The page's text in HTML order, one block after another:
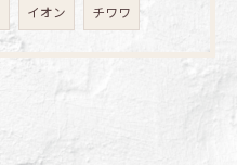
イオン チワワ